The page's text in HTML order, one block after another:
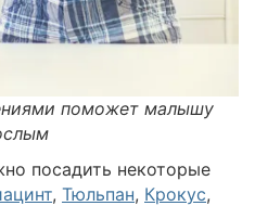
поможет малышу
посадить некоторые
, Тюльпан, Крокус,